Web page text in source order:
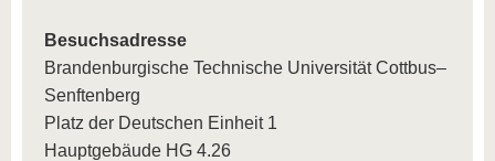
Besuchsadresse
Brandenburgische Technische Universität Cottbus–
Senftenberg
Platz der Deutschen Einheit 1
Hauptgebäude HG 4.26